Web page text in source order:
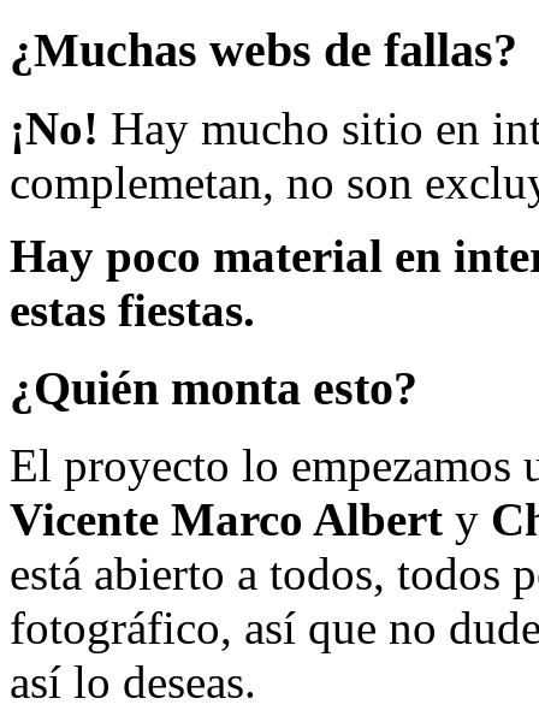
¿Muchas webs de fallas?
¡No! Hay mucho sitio en
complemetan, no son
Hay poco material en
estas fiestas.
¿Quién monta esto?
El proyecto lo empezamos
Vicente Marco Albert y
está abierto a todos, todos
fotográfico, así que no
así lo deseas.